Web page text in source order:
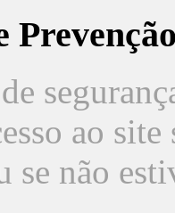
ao
se não